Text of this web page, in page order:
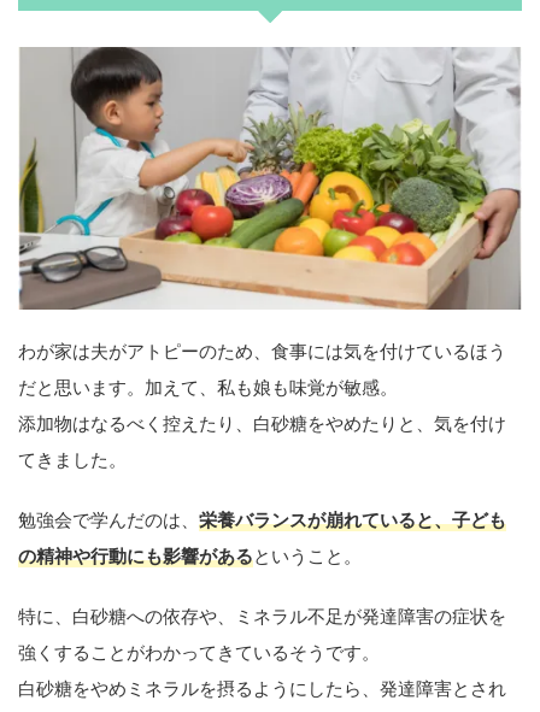
わが家は夫がアトピーのため、食事には気を付けているほう
だと思います。加えて、私も娘も味覚が敏感。
添加物はなるべく控えたり、白砂糖をやめたりと、気を付け
てきました。
勉強会で学んだのは、 栄養バランスが崩れていると、子ども
の精神や行動にも影響があるということ。
特に、白砂糖への依存や、ミネラル不足が発達障害の症状を
強くすることがわかってきているそうです。
白砂糖をやめミネラルを摂るようにしたら、発達障害とされ